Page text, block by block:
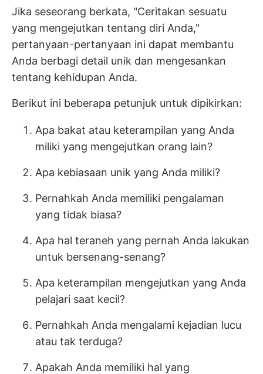
Jika seseorang berkata, "Ceritakan sesuatu
yang mengejutkan tentang diri Anda,"
pertanyaan-pertanyaan ini dapat membantu
Anda berbagi detail unik dan mengesankan
tentang kehidupan Anda.
Berikut ini beberapa petunjuk untuk dipikirkan:
Apa bakat atau keterampilan yang Anda
miliki yang mengejutkan orang lain?
Apa kebiasaan unik yang Anda miliki?
Pernahkah Anda memiliki pengalaman
yang tidak biasa?
Apa hal teraneh yang pernah Anda lakukan
untuk bersenang-senang?
Apa keterampilan mengejutkan yang Anda
pelajari saat kecil?
Pernahkah Anda mengalami kejadian lucu
atau tak terduga?
Apakah Anda memiliki hal yang